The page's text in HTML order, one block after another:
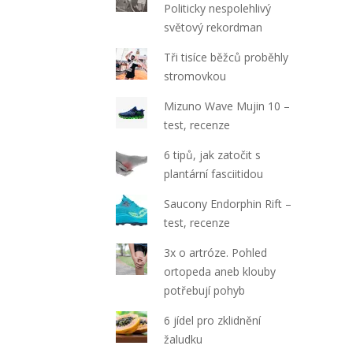
Politicky nespolehlivý
světový rekordman
Tři tisíce běžců proběhly
stromovkou
Mizuno Wave Mujin 10 –
test, recenze
6 tipů, jak zatočit s
plantární fasciitidou
Saucony Endorphin Rift –
test, recenze
3x o artróze. Pohled
ortopeda aneb klouby
potřebují pohyb
6 jídel pro zklidnění
žaludku